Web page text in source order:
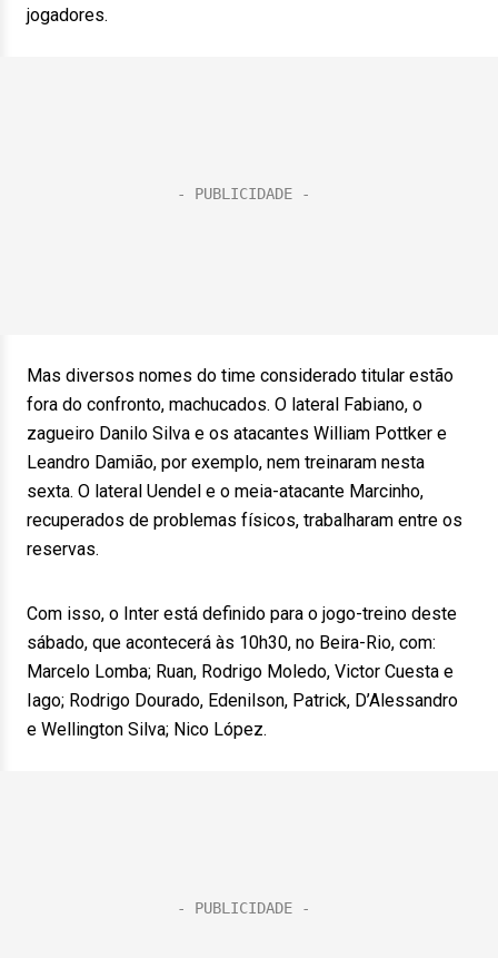
jogadores.
Mas diversos nomes do time considerado titular estão
fora do confronto, machucados. O lateral Fabiano, o
zagueiro Danilo Silva e os atacantes William Pottker e
Leandro Damião, por exemplo, nem treinaram nesta
sexta. O lateral Uendel e o meia-atacante Marcinho,
recuperados de problemas físicos, trabalharam entre os
reservas.
Com isso, o Inter está definido para o jogo-treino deste
sábado, que acontecerá às 10h30, no Beira-Rio, com:
Marcelo Lomba; Ruan, Rodrigo Moledo, Victor Cuesta e
Iago; Rodrigo Dourado, Edenilson, Patrick, D’Alessandro
e Wellington Silva; Nico López.